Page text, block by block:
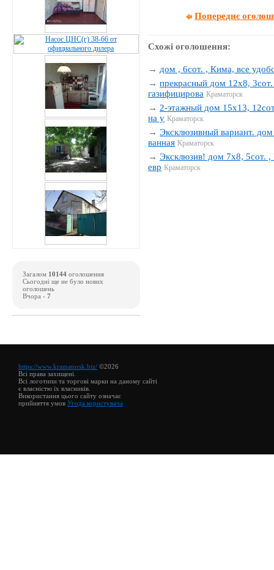
Попереднє
Схожі оголошення:
→ дом , 6сот. , Кима, все
→прекрасный дом 12х8,
газифицирова Краматорск
→ 2-этажный дом 15х13,
на у Краматорск
→Эксклюзивный вариант.
ванная Краматорск
→Эксклюзив! дом 7х8, 5сот. ,
евр Краматорск
Загалом 10144 оголошення
Сьогодні ще не було нових
оголошень
Вчора - 7
https://www.kramatorsk.biz/ ©2026
Всі права захищені.
Всі логотипи та торгові марки на даному сайті
є власністю їх власників.
Використання цього сайту означає
прийняття умов Угода користувача